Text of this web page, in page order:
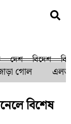
দেশ বিদেশ
গোল
বিশেষ